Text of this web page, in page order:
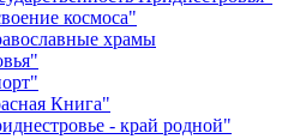
космоса"
храмы
Книга"
- край родной"